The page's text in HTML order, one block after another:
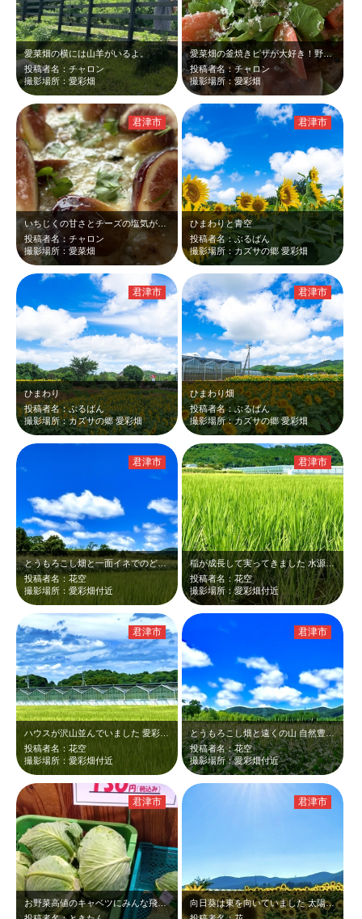
愛菜畑の横には山羊がいるよ。
投稿者名：チャロン
撮影場所：愛彩畑
愛菜畑の釜焼きピザが大好き！野菜たっぷり。生地はもちもちのお餅のような風味。
投稿者名：チャロン
撮影場所：愛彩畑
いちじくの甘さとチーズの塩気が絶妙で美味しかったです。また行きたいなぁ！
投稿者名：チャロン
撮影場所：愛菜畑
君津市
ひまわりと青空
投稿者名：ぶるばん
撮影場所：カズサの郷 愛彩畑
君津市
ひまわり
投稿者名：ぶるばん
撮影場所：カズサの郷 愛彩畑
君津市
ひまわり畑
投稿者名：ぶるばん
撮影場所：カズサの郷 愛彩畑
君津市
とうもろこし畑と一面イネでのどかな景色です。近くにキャンプ場あります
投稿者名：花空
撮影場所：愛彩畑付近
君津市
稲が成長して実ってきました 水源が涼しく見えました 高いビルはなく遠くの山…
投稿者名：花空
撮影場所：愛彩畑付近
君津市
ハウスが沢山並んでいました 愛彩畑付近広い田園風景 緑が綺麗でした
投稿者名：花空
撮影場所：愛彩畑付近
君津市
とうもろこし畑と遠くの山 自然豊かで綺麗だと思いました この日は愛彩畑でゴ…
投稿者名：花空
撮影場所：愛彩畑付近
君津市
お野菜高値のキャベツにみんな飛びつく もちろん我が家も 房総の直売所は比較…
君津市
向日葵は東を向いていました 太陽と向日葵青空思わず写しました
君津市